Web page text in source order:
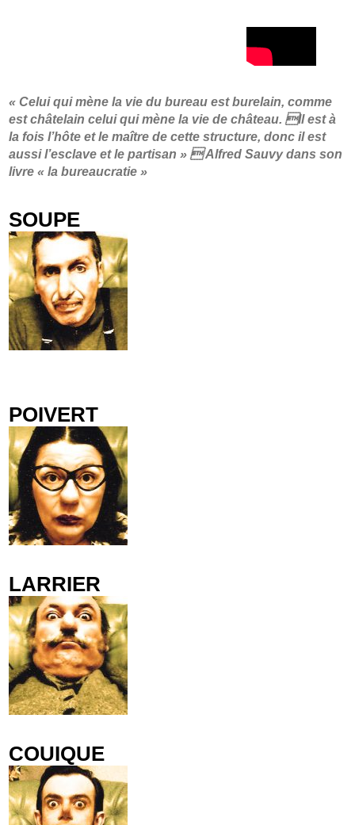
« Celui qui mène la vie du bureau est burelain, comme
est châtelain celui qui mène la vie de château. Il est à
la fois l’hôte et le maître de cette structure, donc il est
aussi l’esclave et le partisan »  Alfred Sauvy dans son
livre « la bureaucratie »
SOUPE
POIVERT
LARRIER
COUIQUE